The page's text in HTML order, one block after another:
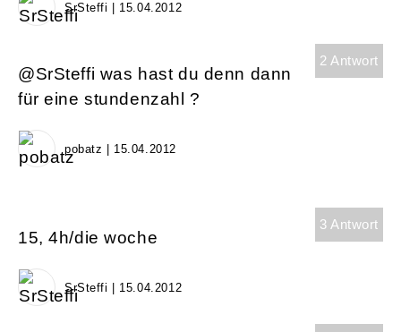
SrSteffi | 15.04.2012
2 Antwort
@SrSteffi was hast du denn dann
für eine stundenzahl ?
pobatz | 15.04.2012
3 Antwort
15, 4h/die woche
SrSteffi | 15.04.2012